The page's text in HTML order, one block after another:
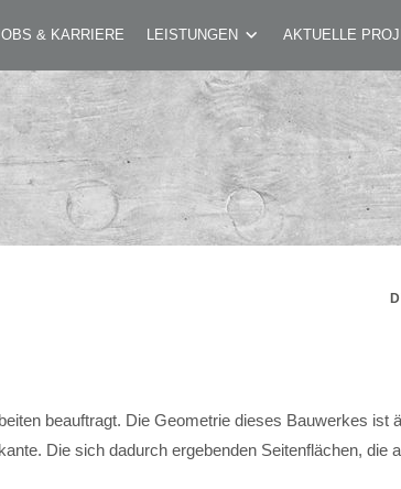
& KARRIERE LEISTUNGEN AKTUELLE
NÖ
beauftragt. Die Geometrie dieses Bauwerkes
Die sich dadurch ergebenden Seitenflächen,